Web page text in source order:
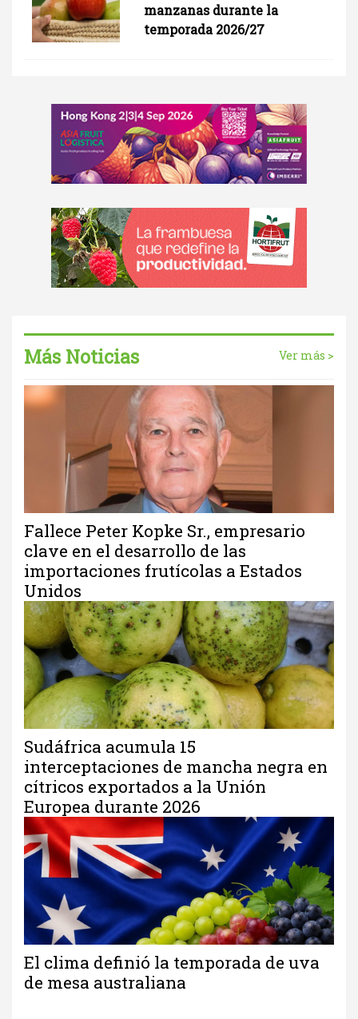
manzanas durante la
temporada 2026/27
Más Noticias Ver más >
Fallece Peter Kopke Sr., empresario
clave en el desarrollo de las
importaciones frutícolas a Estados
Unidos
Sudáfrica acumula 15
interceptaciones de mancha negra en
cítricos exportados a la Unión
Europea durante 2026
El clima definió la temporada de uva
de mesa australiana